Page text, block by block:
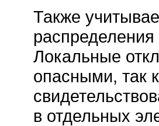
Также
Локальные
опасными, так
в отдельных